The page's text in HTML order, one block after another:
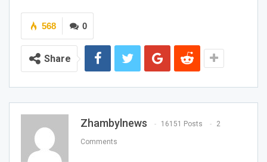
0
568
Share
Zhambylnews 16151 Posts 2
Comments